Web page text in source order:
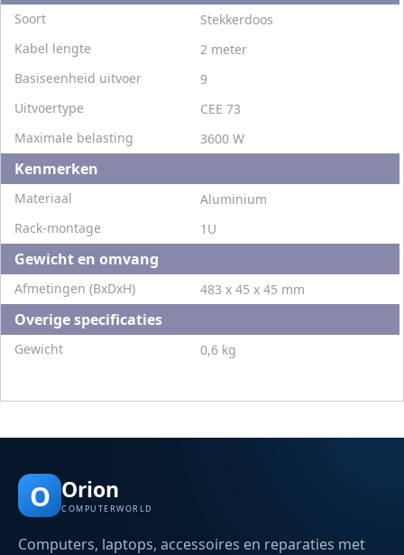
Soort
Stekkerdoos
Kabel lengte
2 meter
Basiseenheid uitvoer
9
Uitvoertype
CEE 73
Maximale belasting
3600 W
Kenmerken
Materiaal
Aluminium
Rack-montage
1U
Gewicht en omvang
Afmetingen (BxDxH) 483 x 45 x 45 mm
Overige specificaties
Gewicht 0,6 kg
O Orion
COMPUTERWORLD
Computers, laptops, accessoires en reparaties met